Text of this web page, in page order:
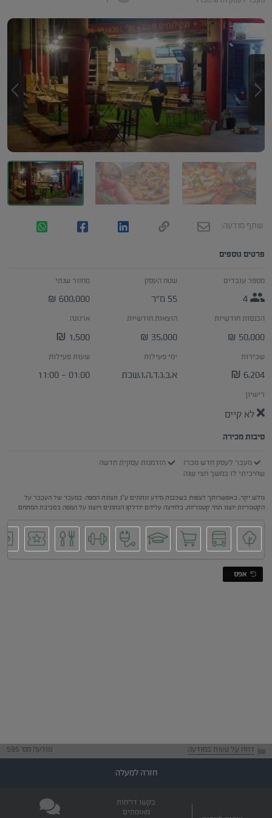
שתף מודעה:
פרטים נוספים
מספר עובדים
4
שטח העסק
55 מ״ר
מחזור שנתי
600,000
₪
הכנסות חודשיות
50,000
₪
הוצאות חודשיות
35,000
₪
ארנונה
1,500 ₪
שכירות
6,204 ₪
ימי פעילות
א,ב,ג,ד,ה,ו,שבת
שעות פעילות
01:00 - 11:00
רישיון
לא קיים
סיבות מכירה
מעבר לעסק חדש מכרז
שחיכיתי לו במשך חצי שנה
הזדמנות עסקית חדשה
גולש יקר, באפשרותך לצפות בשכבות מידע ונתונים ע"ג תצוגת המפה. במעבר של העכבר על
הקטגוריות יוצגו תתי קטגוריות, בלחיצה עליהם יודלקו הנתונים ויוצגו על המפה בסביבת המתחם.
אפס
דווח על טעות במודעה מודעה מס' 595
חזרה למעלה
בקשו דו"חות
מאומתים